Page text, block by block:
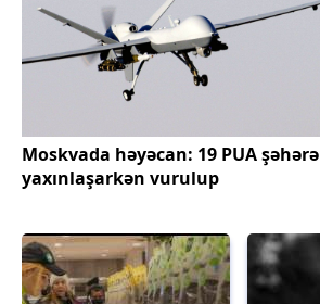
Moskvada həyəcan: 19 PUA şəhərə
yaxınlaşarkən vurulup